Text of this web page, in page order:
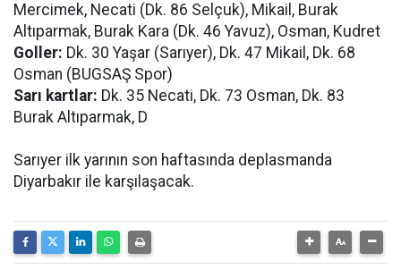
Mercimek, Necati (Dk. 86 Selçuk), Mikail, Burak
Altıparmak, Burak Kara (Dk. 46 Yavuz), Osman, Kudret
Goller: Dk. 30 Yaşar (Sarıyer), Dk. 47 Mikail, Dk. 68
Osman (BUGSAŞ Spor)
Sarı kartlar: Dk. 35 Necati, Dk. 73 Osman, Dk. 83
Burak Altıparmak, D
Sarıyer ilk yarının son haftasında deplasmanda
Diyarbakır ile karşılaşacak.